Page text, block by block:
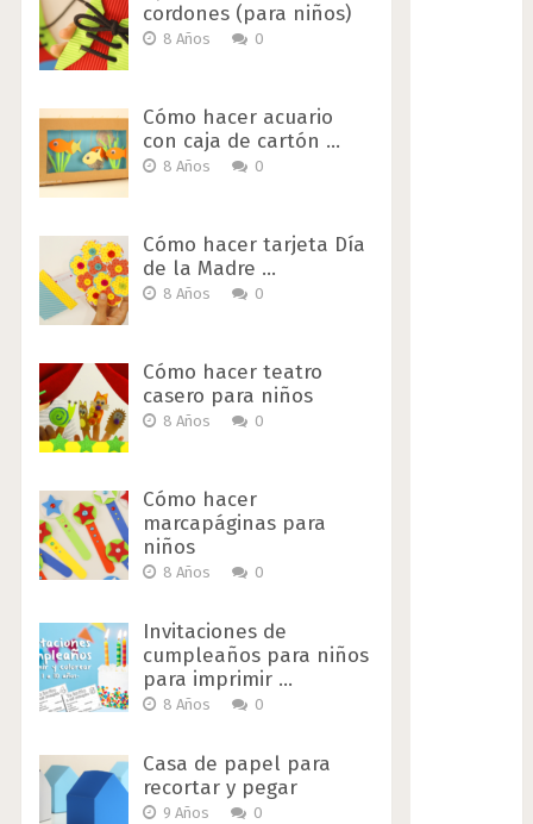
cordones (para niños)
8 Años 0
Cómo hacer acuario
con caja de cartón …
8 Años 0
Cómo hacer tarjeta Día
de la Madre …
8 Años 0
Cómo hacer teatro
casero para niños
8 Años 0
Cómo hacer
marcapáginas para
niños
8 Años 0
Invitaciones de
cumpleaños para niños
para imprimir …
8 Años 0
Casa de papel para
recortar y pegar
9 Años 0